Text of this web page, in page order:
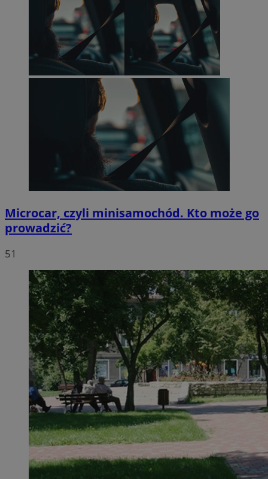
Microcar, czyli minisamochód. Kto może go
prowadzić?
51